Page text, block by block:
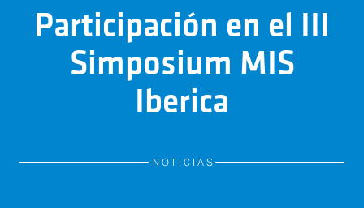
Participación en el III
Simposium MIS
Iberica
NOTICIAS